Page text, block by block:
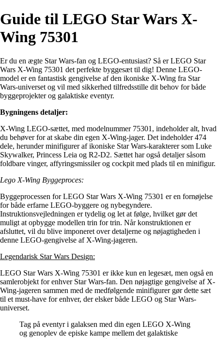
Guide til LEGO Star Wars X-
Wing 75301
Er du en ægte Star Wars-fan og LEGO-entusiast? Så er LEGO Star
Wars X-Wing 75301 det perfekte byggesæt til dig! Denne LEGO-
model er en fantastisk gengivelse af den ikoniske X-Wing fra Star
Wars-universet og vil med sikkerhed tilfredsstille dit behov for både
byggeprojekter og galaktiske eventyr.
Bygningens detaljer:
X-Wing LEGO-sættet, med modelnummer 75301, indeholder alt, hvad
du behøver for at skabe din egen X-Wing-jager. Det indeholder 474
dele, herunder minifigurer af ikoniske Star Wars-karakterer som Luke
Skywalker, Princess Leia og R2-D2. Sættet har også detaljer såsom
foldbare vinger, affyringsmissiler og cockpit med plads til en minifigur.
Lego X-Wing Byggeproces:
Byggeprocessen for LEGO Star Wars X-Wing 75301 er en fornøjelse
for både erfarne LEGO-byggere og nybegyndere.
Instruktionsvejledningen er tydelig og let at følge, hvilket gør det
muligt at opbygge modellen trin for trin. Når konstruktionen er
afsluttet, vil du blive imponeret over detaljerne og nøjagtigheden i
denne LEGO-gengivelse af X-Wing-jageren.
Legendarisk Star Wars Design:
LEGO Star Wars X-Wing 75301 er ikke kun en legesæt, men også en
samlerobjekt for enhver Star Wars-fan. Den nøjagtige gengivelse af X-
Wing-jageren sammen med de medfølgende minifigurer gør dette sæt
til et must-have for enhver, der elsker både LEGO og Star Wars-
universet.
Tag på eventyr i galaksen med din egen LEGO X-Wing
og genoplev de episke kampe mellem det galaktiske